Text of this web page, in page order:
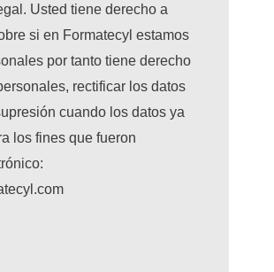
Usted tiene derecho a
si en Formatecyl estamos
por tanto tiene derecho
rectificar los datos
cuando los datos ya
los fines que fueron